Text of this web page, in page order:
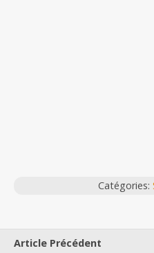
Catégories:
Article Précédent